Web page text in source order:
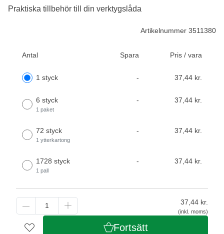
Artikelnummer 3511380
Antal Spara Pris / vara
1 styck - 37,44 kr.
6 styck
1 paket
- 37,44 kr.
72 styck
1 ytterkartong
- 37,44 kr.
1728 styck
1 pall
- 37,44 kr.
37,44 kr.
(inkl. moms)
Fortsätt
Praktiska tillbehör till din verktygslåda